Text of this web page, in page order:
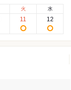
火
11
水
12